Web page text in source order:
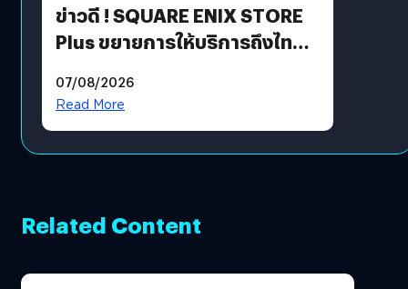
ข่าวดี ! SQUARE ENIX STORE
Plus ขยายการให้บริการถึงไทย
โดยตรง
07/08/2026
Read More
Related Content